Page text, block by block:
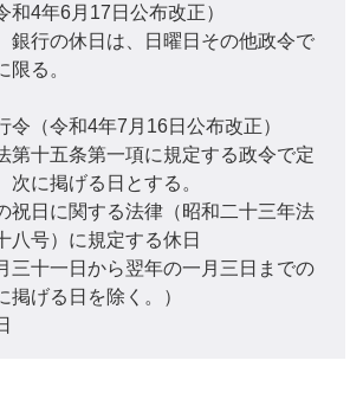
和4年6月17日公布改正）
行の休日は、日曜日その他政令で
限る。
令（令和4年7月16日公布改正）
十五条第一項に規定する政令で定
次に掲げる日とする。
日に関する法律（昭和二十三年法
八号）に規定する休日
十一日から翌年の一月三日までの
掲げる日を除く。）